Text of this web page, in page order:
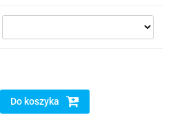
Do koszyka